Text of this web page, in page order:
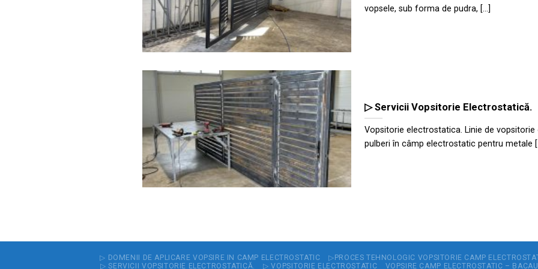
vopsele, sub forma de pudra, [...]
▷ Servicii Vopsitorie Electrostatică.
Vopsitorie electrostatica. Linie de
pulberi în câmp electrostatic pentru metale
▷ DOMENII DE APLICARE VOPSIRE IN CAMP ELECTROSTATIC
▷PROCES TEHNOLOGIC VOPSITORIE CAMP
▷ SERVICII VOPSITORIE ELECTROSTATICĂ.
▷ VOPSITORIE ELECTROSTATIC VOPSIRE CAMP ELECTROSTATIC – BACAU